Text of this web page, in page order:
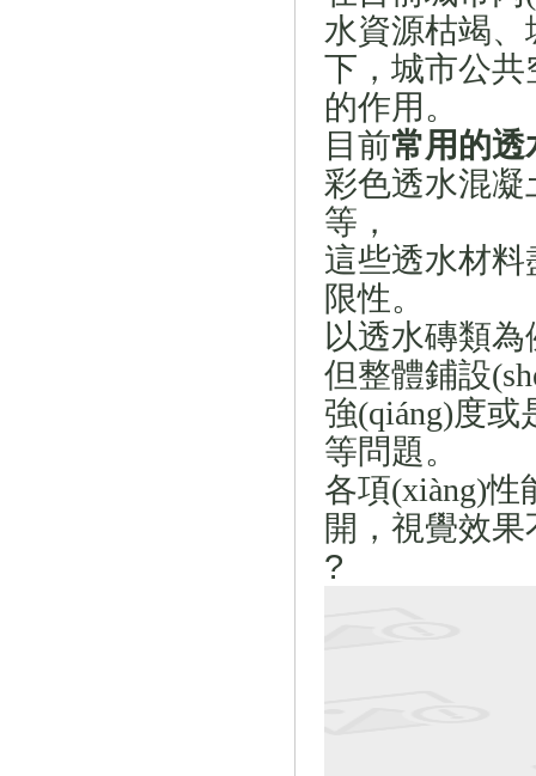
水資源枯竭、
下，城
的作用。
目前常用的透
彩色透水混凝
等，
這些透水材料
限性。
以透水磚類為
但整體鋪設
強(qiáng)度或
等問題。
各項(xiàng)
開，視覺效
?